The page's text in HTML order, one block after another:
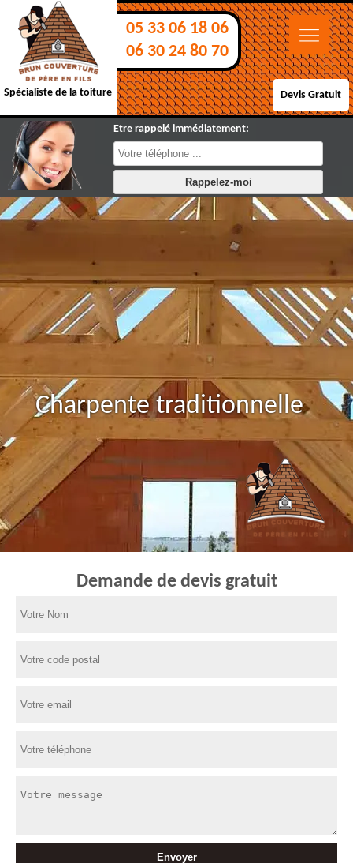
Spécialiste de la toiture
05 33 06 18 06
06 30 24 80 70
Devis Gratuit
Etre rappelé immédiatement:
Charpente traditionnelle
Demande de devis gratuit